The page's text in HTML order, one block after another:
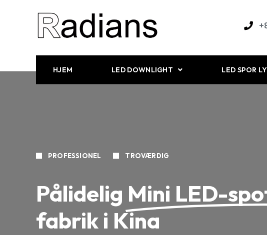
HJEM LED DOWNLIGHT LED SPOR
PROFESSIONEL TROVÆRDIG
Pålidelig Mini LED-
fabrik i Kina